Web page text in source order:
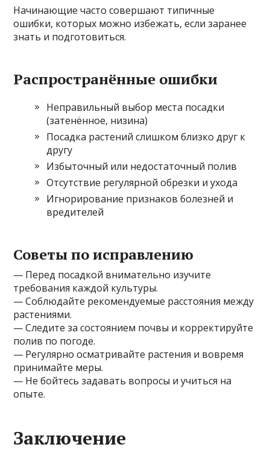
Начинающие часто совершают типичные
ошибки, которых можно избежать, если заранее
знать и подготовиться.
Распространённые ошибки
Неправильный выбор места посадки
(затенённое, низина)
Посадка растений слишком близко друг к
другу
Избыточный или недостаточный полив
Отсутствие регулярной обрезки и ухода
Игнорирование признаков болезней и
вредителей
Советы по исправлению
— Перед посадкой внимательно изучите
требования каждой культуры.
— Соблюдайте рекомендуемые расстояния между
растениями.
— Следите за состоянием почвы и корректируйте
полив по погоде.
— Регулярно осматривайте растения и вовремя
принимайте меры.
— Не бойтесь задавать вопросы и учиться на
опыте.
Заключение